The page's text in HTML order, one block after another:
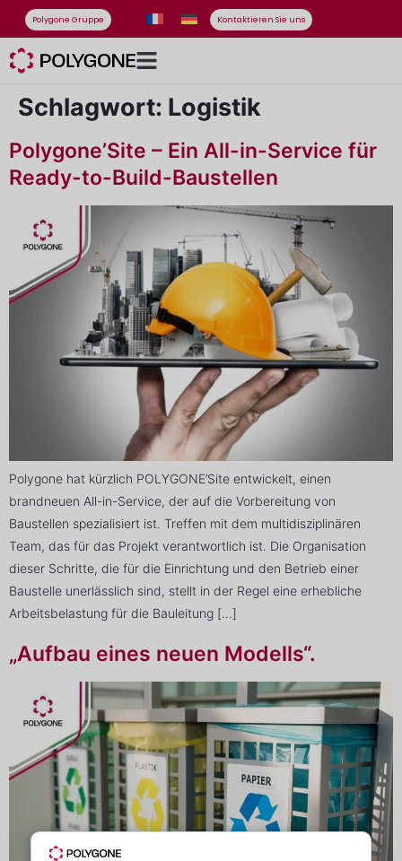
Polygone Gruppe Kontaktieren Sie uns
Schlagwort: Logistik
Polygone’Site – Ein All-in-Service für
Ready-to-Build-Baustellen
Polygone hat kürzlich POLYGONE’Site entwickelt, einen
brandneuen All-in-Service, der auf die Vorbereitung von
Baustellen spezialisiert ist. Treffen mit dem multidisziplinären
Team, das für das Projekt verantwortlich ist. Die Organisation
dieser Schritte, die für die Einrichtung und den Betrieb einer
Baustelle unerlässlich sind, stellt in der Regel eine erhebliche
Arbeitsbelastung für die Bauleitung […]
„Aufbau eines neuen Modells“.